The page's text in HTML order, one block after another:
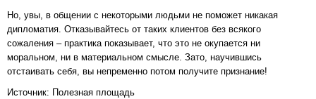
Но, увы, в общении с некоторыми людьми не поможет никакая
дипломатия. Отказывайтесь от таких клиентов без всякого
сожаления – практика показывает, что это не окупается ни
моральном, ни в материальном смысле. Зато, научившись
отстаивать себя, вы непременно потом получите признание!
Источник: Полезная площадь